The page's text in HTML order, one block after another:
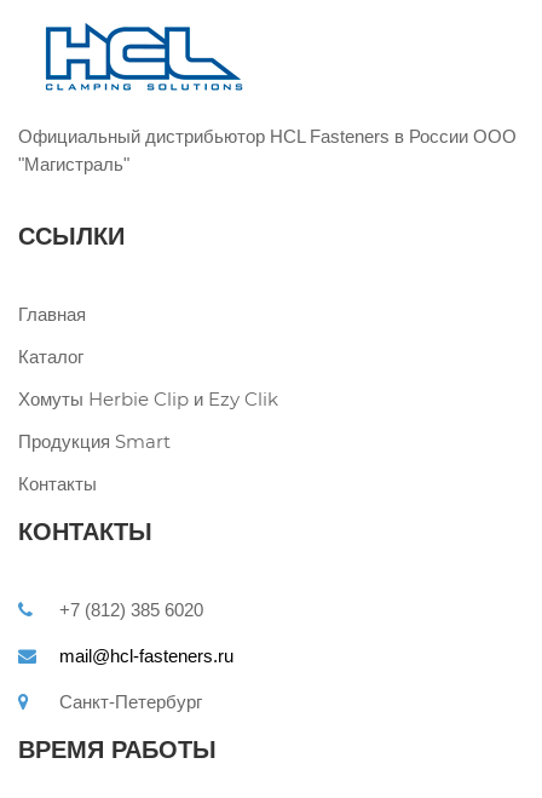
Официальный дистрибьютор HCL Fasteners в России ООО
"Магистраль"
ССЫЛКИ
Главная
Каталог
Хомуты Herbie Clip и Ezy Clik
Продукция Smart
Контакты
КОНТАКТЫ
+7 (812) 385 6020
mail@hcl-fasteners.ru
Санкт-Петербург
ВРЕМЯ РАБОТЫ